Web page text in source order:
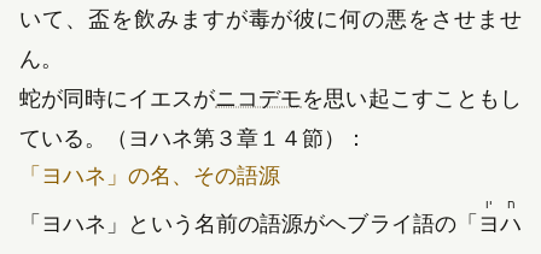
いて、盃を飲みますが毒が彼に何の悪をさせませ
ん。
蛇が同時にイエスがニコデモ（新しいタブで開きま
を思い起こすこともし
ている。（ヨハネ第３章１４節）：
「ヨハネ」の名、その語源
「ヨハネ」という名前の語源がヘブライ語の「ヨ
יו
ハ
ח